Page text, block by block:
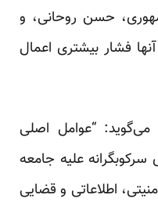
حسن روحانی، و
فشار بیشتری اعمال
می‌‌گوید: “عوامل اصلی
علیه جامعه
اطلاعاتی و قضایی